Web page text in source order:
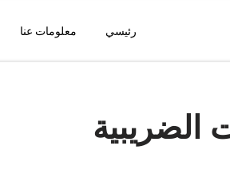
رئيسي معلومات عنا
الضريبية